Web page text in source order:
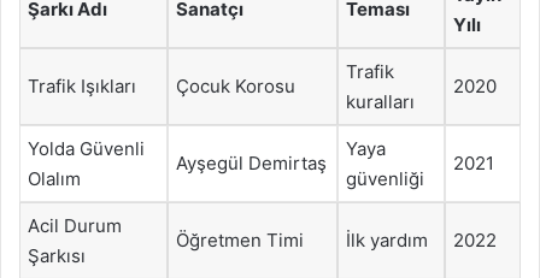
Şarkı Adı Sanatçı Teması
Yılı
Trafik Işıkları Çocuk Korosu
Trafik
kuralları
2020
Yolda Güvenli
Olalım
Ayşegül Demirtaş
Yaya
güvenliği
2021
Acil Durum
Şarkısı
Öğretmen Timi İlk yardım 2022